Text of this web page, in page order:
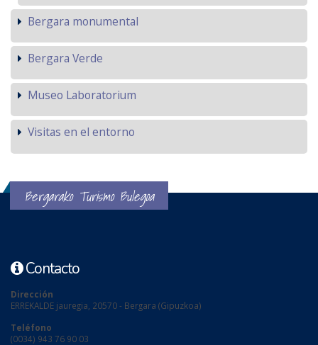
Bergara monumental
Bergara Verde
Museo Laboratorium
Visitas en el entorno
Bergarako Turismo Bulegoa
Contacto
Dirección
ERREKALDE jauregia, 20570 - Bergara (Gipuzkoa)
Teléfono
(0034) 943 76 90 03